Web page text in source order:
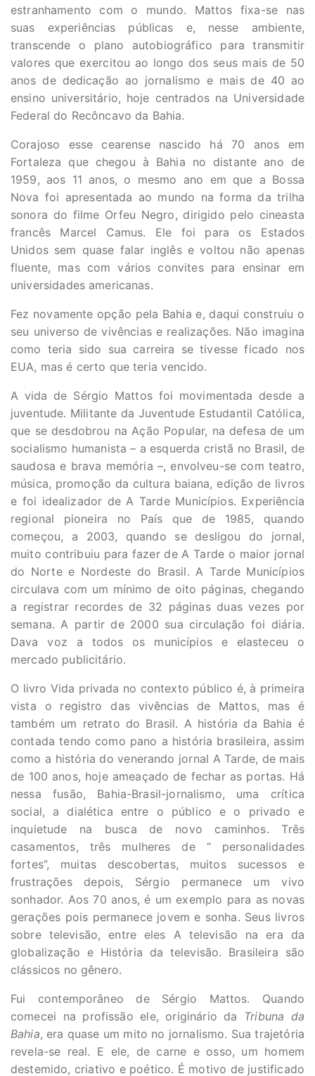
estranhamento com o mundo. Mattos fixa-se nas
suas experiências públicas e, nesse ambiente,
transcende o plano autobiográfico para transmitir
valores que exercitou ao longo dos seus mais de 50
anos de dedicação ao jornalismo e mais de 40 ao
ensino universitário, hoje centrados na Universidade
Federal do Recôncavo da Bahia.
Corajoso esse cearense nascido há 70 anos em
Fortaleza que chegou à Bahia no distante ano de
1959, aos 11 anos, o mesmo ano em que a Bossa
Nova foi apresentada ao mundo na forma da trilha
sonora do filme Orfeu Negro, dirigido pelo cineasta
francês Marcel Camus. Ele foi para os Estados
Unidos sem quase falar inglês e voltou não apenas
fluente, mas com vários convites para ensinar em
universidades americanas.
Fez novamente opção pela Bahia e, daqui construiu o
seu universo de vivências e realizações. Não imagina
como teria sido sua carreira se tivesse ficado nos
EUA, mas é certo que teria vencido.
A vida de Sérgio Mattos foi movimentada desde a
juventude. Militante da Juventude Estudantil Católica,
que se desdobrou na Ação Popular, na defesa de um
socialismo humanista – a esquerda cristã no Brasil, de
saudosa e brava memória –, envolveu-se com teatro,
música, promoção da cultura baiana, edição de livros
e foi idealizador de A Tarde Municípios. Experiência
regional pioneira no País que de 1985, quando
começou, a 2003, quando se desligou do jornal,
muito contribuiu para fazer de A Tarde o maior jornal
do Norte e Nordeste do Brasil. A Tarde Municípios
circulava com um mínimo de oito páginas, chegando
a registrar recordes de 32 páginas duas vezes por
semana. A partir de 2000 sua circulação foi diária.
Dava voz a todos os municípios e elasteceu o
mercado publicitário.
O livro Vida privada no contexto público é, à primeira
vista o registro das vivências de Mattos, mas é
também um retrato do Brasil. A história da Bahia é
contada tendo como pano a história brasileira, assim
como a história do venerando jornal A Tarde, de mais
de 100 anos, hoje ameaçado de fechar as portas. Há
nessa fusão, Bahia-Brasil-jornalismo, uma crítica
social, a dialética entre o público e o privado e
inquietude na busca de novo caminhos. Três
casamentos, três mulheres de “ personalidades
fortes”, muitas descobertas, muitos sucessos e
frustrações depois, Sérgio permanece um vivo
sonhador. Aos 70 anos, é um exemplo para as novas
gerações pois permanece jovem e sonha. Seus livros
sobre televisão, entre eles A televisão na era da
globalização e História da televisão. Brasileira são
clássicos no gênero.
Fui contemporâneo de Sérgio Mattos. Quando
comecei na profissão ele, originário da Tribuna da
Bahia, era quase um mito no jornalismo. Sua trajetória
revela-se real. E ele, de carne e osso, um homem
destemido, criativo e poético. É motivo de justificado